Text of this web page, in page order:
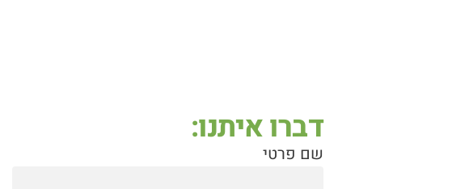
דברו איתנו:
שם פרטי